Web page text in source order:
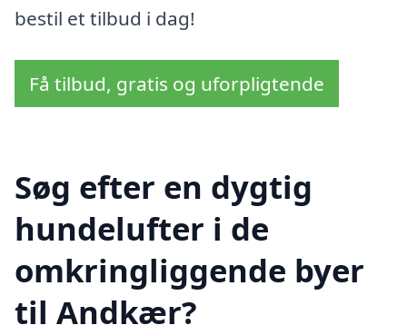
bestil et tilbud i dag!
Få tilbud, gratis og uforpligtende
Søg efter en dygtig
hundelufter i de
omkringliggende byer
til Andkær?